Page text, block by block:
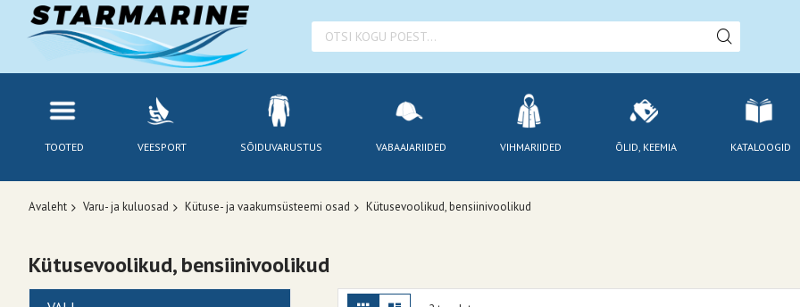
TOOTED VEESPORT SÕIDUVARUSTUS VABAAJARIIDED VIHMARIIDED ÕLID, KEEMIA KATALOOGID
Avaleht Varu- ja kuluosad Kütuse- ja vaakumsüsteemi osad Kütusevoolikud, bensiinivoolikud
Kütusevoolikud, bensiinivoolikud
Kuvamisviis